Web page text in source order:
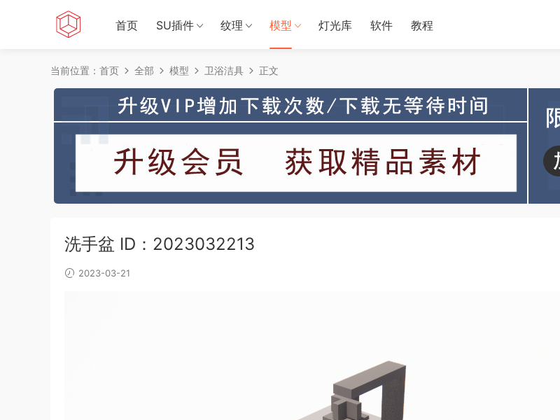
首页 SU插件 纹理 模型 灯光库 软件 教程
当前位置： 首页 全部 模型 卫浴洁具 正文
洗手盆 ID：2023032213
2023-03-21